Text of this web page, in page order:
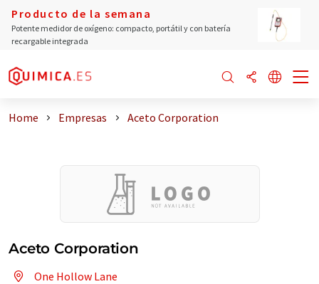
Producto de la semana
Potente medidor de oxígeno: compacto, portátil y con batería
recargable integrada
Home Empresas Aceto Corporation
Aceto Corporation
One Hollow Lane